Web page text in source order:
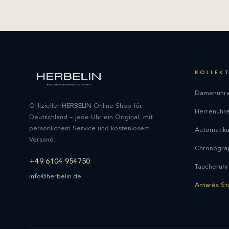
Offizieller HERBELIN Online-Shop für
Deutschland – jede Uhr ein Original, mit
persönlichem Service und kostenlosem
Versand.
+49 6104 954750
info@herbelin.de
Antarès